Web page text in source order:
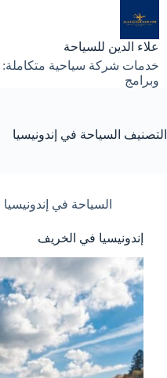
إلى
المحتوى
علاء الدين للسياحة
خدمات شركة سياحية
وبرامج
التصنيف السياحة في إندونيسيا
السياحة في إندونيسيا
إندونيسيا في الخريف